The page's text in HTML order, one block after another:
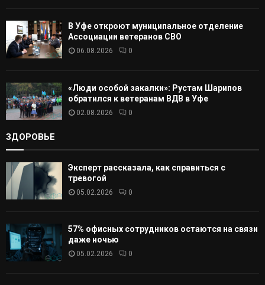
В Уфе откроют муниципальное отделение
Ассоциации ветеранов СВО
06.08.2026 0
«Люди особой закалки»: Рустам Шарипов
обратился к ветеранам ВДВ в Уфе
02.08.2026 0
ЗДОРОВЬЕ
Эксперт рассказала, как справиться с
тревогой
05.02.2026 0
57% офисных сотрудников остаются на связи
даже ночью
05.02.2026 0